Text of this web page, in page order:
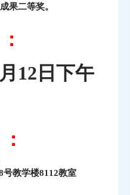
果二等奖。
12日下午
号教学楼8112教室